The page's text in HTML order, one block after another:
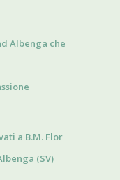
Albenga che
a B.M. Flor
(SV)